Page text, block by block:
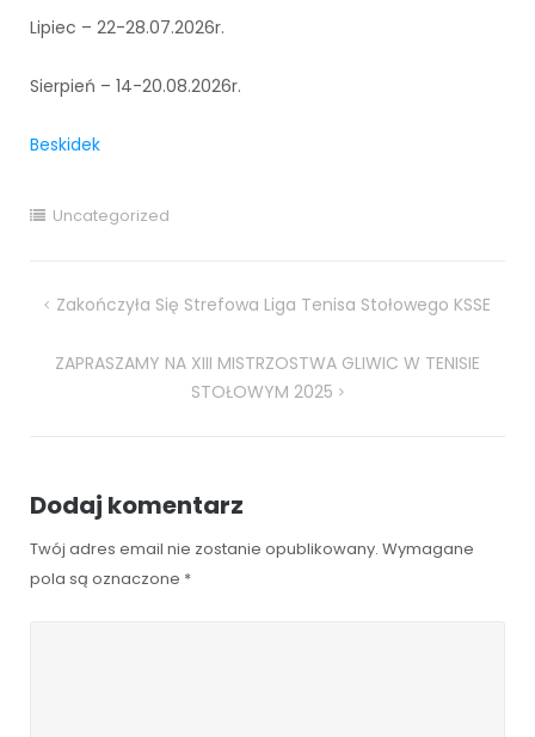
Lipiec – 22-28.07.2026r.
Sierpień – 14-20.08.2026r.
Beskidek
Uncategorized
Nawigacja
wpisu
Zakończyła Się Strefowa Liga Tenisa Stołowego KSSE
ZAPRASZAMY NA XIII MISTRZOSTWA GLIWIC W TENISIE
STOŁOWYM 2025
Dodaj komentarz
Twój adres email nie zostanie opublikowany. Wymagane
pola są oznaczone *